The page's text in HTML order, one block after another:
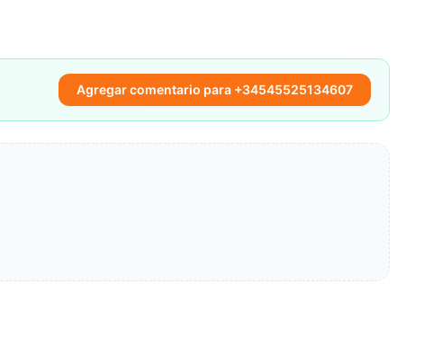
Agregar comentario para +34545525134607